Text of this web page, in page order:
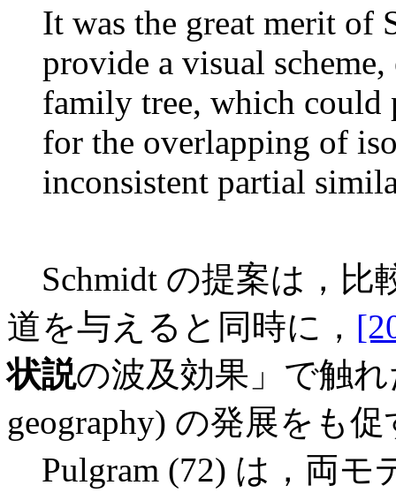
It was the great merit of
provide a visual
family tree, which could
for the overlapping of
inconsistent partial
Schmidt の提案は，比
道を与えると同時に，
状説の波及効果」で触
geography) の発展をも
Pulgram (72) は，両モ